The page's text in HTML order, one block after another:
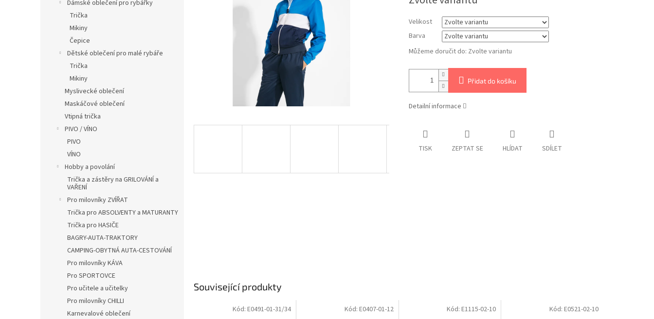
Dámské oblečení pro rybářky
Trička
Mikiny
Čepice
Dětské oblečení pro malé rybáře
Trička
Mikiny
Myslivecké oblečení
Maskáčové oblečení
Vtipná trička
PIVO / VÍNO
PIVO
VÍNO
Hobby a povolání
Trička a zástěry na GRILOVÁNÍ a
VAŘENÍ
Pro milovníky ZVÍŘAT
Trička pro ABSOLVENTY a MATURANTY
Trička pro HASIČE
BAGRY-AUTA-TRAKTORY
CAMPING-OBYTNÁ AUTA-CESTOVÁNÍ
Pro milovníky KÁVA
Pro SPORTOVCE
Pro učitele a učitelky
Pro milovníky CHILLI
Karnevalové oblečení
cena:
Velikost
Barva
Můžeme doručit do: Zvolte variantu
Přidat do košíku
Detailní informace
TISK ZEPTAT SE HLÍDAT SDÍLET
Související produkty
Kód: E0491-01-31/34 Kód: E0407-01-12 Kód:E1115-02-10 Kód: E0521-02-10